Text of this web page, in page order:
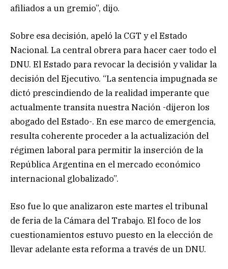
afiliados a un gremio”, dijo.
Sobre esa decisión, apeló la CGT y el Estado
Nacional. La central obrera para hacer caer todo el
DNU. El Estado para revocar la decisión y validar la
decisión del Ejecutivo. “La sentencia impugnada se
dictó prescindiendo de la realidad imperante que
actualmente transita nuestra Nación -dijeron los
abogado del Estado-. En ese marco de emergencia,
resulta coherente proceder a la actualización del
régimen laboral para permitir la inserción de la
República Argentina en el mercado económico
internacional globalizado”.
Eso fue lo que analizaron este martes el tribunal
de feria de la Cámara del Trabajo. El foco de los
cuestionamientos estuvo puesto en la elección de
llevar adelante esta reforma a través de un DNU.